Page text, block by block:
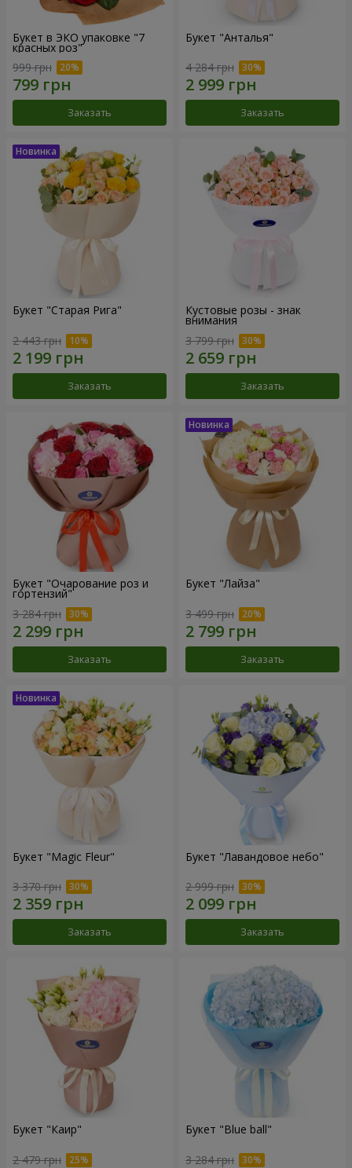
Букет в ЭКО упаковке "7
красных роз"
999 грн
Заказать
Букет "Анталья"
4 284 грн
Заказать
Букет "Старая Рига"
2 443 грн
Заказать
Кустовые розы - знак
внимания
3 799 грн
Заказать
Букет "Очарование роз и
гортензий"
3 284 грн
Заказать
Букет "Лайза"
3 499 грн
Заказать
Букет "Magic Fleur"
3 370 грн
Заказать
Букет "Лавандовое небо"
2 999 грн
Заказать
Букет "Каир"
2 479 грн
Букет "Blue ball"
3 284 грн